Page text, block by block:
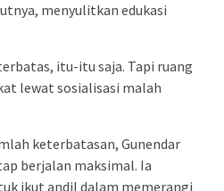
menyulitkan edukasi
itu-itu saja. Tapi ruang
lewat sosialisasi malah
keterbatasan, Gunendar
berjalan maksimal. Ia
ikut andil dalam memerangi